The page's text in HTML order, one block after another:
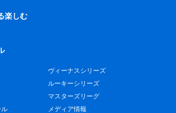
楽しむ
ル
ヴィーナスシリーズ
ルーキーシリーズ
マスターズリーグ
メディア情報